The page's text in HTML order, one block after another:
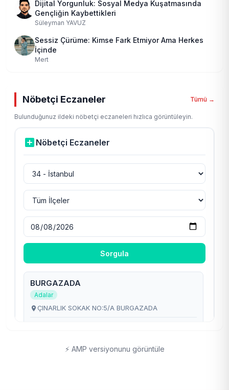
Dijital Yorgunluk: Sosyal Medya Kuşatmasında
Gençliğin Kaybettikleri
Süleyman YAVUZ
Sessiz Çürüme: Kimse Fark Etmiyor Ama Herkes
İçinde
Mert
Nöbetçi Eczaneler Tümü →
Bulunduğunuz ildeki nöbetçi eczaneleri hızlıca görüntüleyin.
⚡ AMP versiyonunu görüntüle